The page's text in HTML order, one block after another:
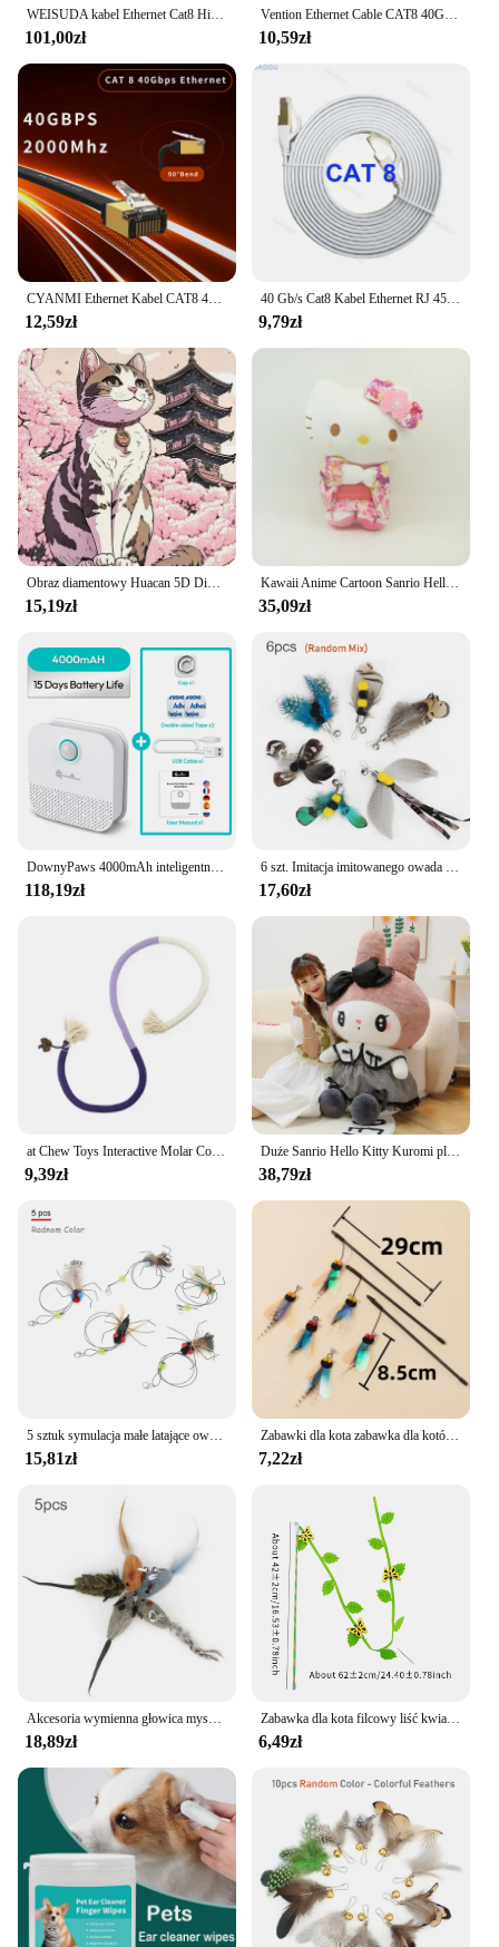
WEISUDA kabel Ethernet Cat8 High Speed RJ45 40gbps 2000MHz przewód sieciowy do laptopa PS5 Modem Router kot 8 Lan Cor
101,00zł
Vention Ethernet Cable CAT8 40Gbps Cotton Braided Network Lan Patch Cord do PC Modem Laptop PS 5/4 Router RJ45 Kabel Ethernet
10,59zł
CYANMI Ethernet Kabel CAT8 40 Gb/s Nylonowy pleciony kabel sieciowy Lan do PC Modem Laptop PS 5 Router RJ45 Płaski kabel Ethernet Cat 8
12,59zł
40 Gb/s Cat8 Kabel Ethernet RJ 45 10 15 20 metrów Cat 8 2000 MHz Szybki kabel sieciowy płaski Internet Biały 8 m 5 m 3 m 2 m 1 m RJ45
9,79zł
15,19zł
Kawaii Anime Cartoon Sanrio Hello Kitty Kimono kostium Kt kot pluszowe zabawki wypchane zwierzęta dzieciak towarzyszyć lalki Kid dziewczyna chłopiec prezent
35,09zł
118,19zł 17,60zł
9,39zł
Duże Sanrio Hello Kitty Kuromi pluszowe zabawki miękka poduszka pluszowe lalki dla dzieci prezenty walentynkowe urodzinowe dla dziewczynek
38,79zł
15,81zł
Zabawki dla kota zabawka dla kotów pióro Teaser kij odporna na ugryzienia motyl kot zabawki interaktywne trwałe koty zabawka z dzwonkiem produkty dla zwierzaka domowego
7,22zł
Akcesoria wymienna głowica myszy do śmieszny kijek dla kota zabawka dzwonek kot pręt Teaser kotek piórko zabawka dla zwierząt
18,89zł
Zabawka dla kota filcowy liść kwiat biedronka kształt motyla zabawny patyk dla kota interaktywne zabawne artykuły dla zwierząt domowych
6,49zł